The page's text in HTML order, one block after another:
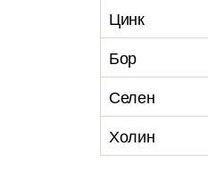
Цинк
Бор
Селен
Холин